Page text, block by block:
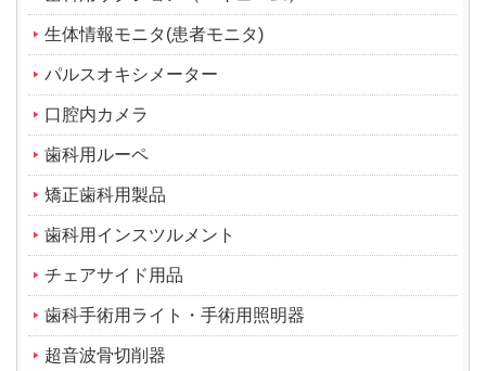
生体情報モニタ(患者モニタ)
パルスオキシメーター
口腔内カメラ
歯科用ルーペ
矯正歯科用製品
歯科用インスツルメント
チェアサイド用品
歯科手術用ライト・手術用照明器
超音波骨切削器